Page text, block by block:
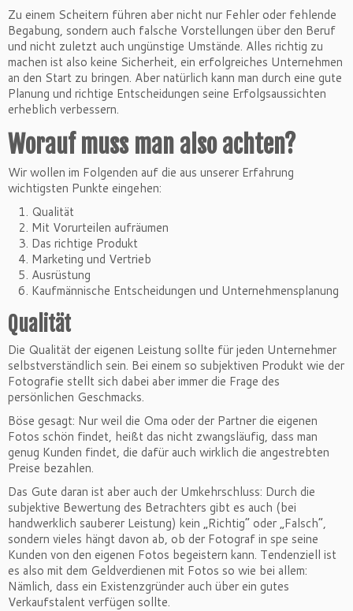
Zu einem Scheitern führen aber nicht nur Fehler oder fehlende
Begabung, sondern auch falsche Vorstellungen über den Beruf
und nicht zuletzt auch ungünstige Umstände. Alles richtig zu
machen ist also keine Sicherheit, ein erfolgreiches Unternehmen
an den Start zu bringen. Aber natürlich kann man durch eine gute
Planung und richtige Entscheidungen seine Erfolgsaussichten
erheblich verbessern.
Worauf muss man also achten?
Wir wollen im Folgenden auf die aus unserer Erfahrung
wichtigsten Punkte eingehen:
Qualität
Mit Vorurteilen aufräumen
Das richtige Produkt
Marketing und Vertrieb
Ausrüstung
Kaufmännische Entscheidungen und Unternehmensplanung
Qualität
Die Qualität der eigenen Leistung sollte für jeden Unternehmer
selbstverständlich sein. Bei einem so subjektiven Produkt wie der
Fotografie stellt sich dabei aber immer die Frage des
persönlichen Geschmacks.
Böse gesagt: Nur weil die Oma oder der Partner die eigenen
Fotos schön findet, heißt das nicht zwangsläufig, dass man
genug Kunden findet, die dafür auch wirklich die angestrebten
Preise bezahlen.
Das Gute daran ist aber auch der Umkehrschluss: Durch die
subjektive Bewertung des Betrachters gibt es auch (bei
handwerklich sauberer Leistung) kein „Richtig“ oder „Falsch“,
sondern vieles hängt davon ab, ob der Fotograf in spe seine
Kunden von den eigenen Fotos begeistern kann. Tendenziell ist
es also mit dem Geldverdienen mit Fotos so wie bei allem:
Nämlich, dass ein Existenzgründer auch über ein gutes
Verkaufstalent verfügen sollte.